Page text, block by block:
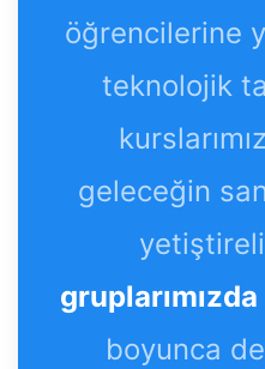
öğrencilerine
teknolojik
geleceğin
gruplarımızda
boyunca